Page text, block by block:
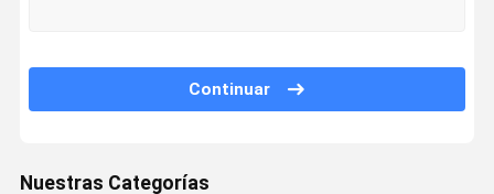
Continuar
Nuestras Categorías